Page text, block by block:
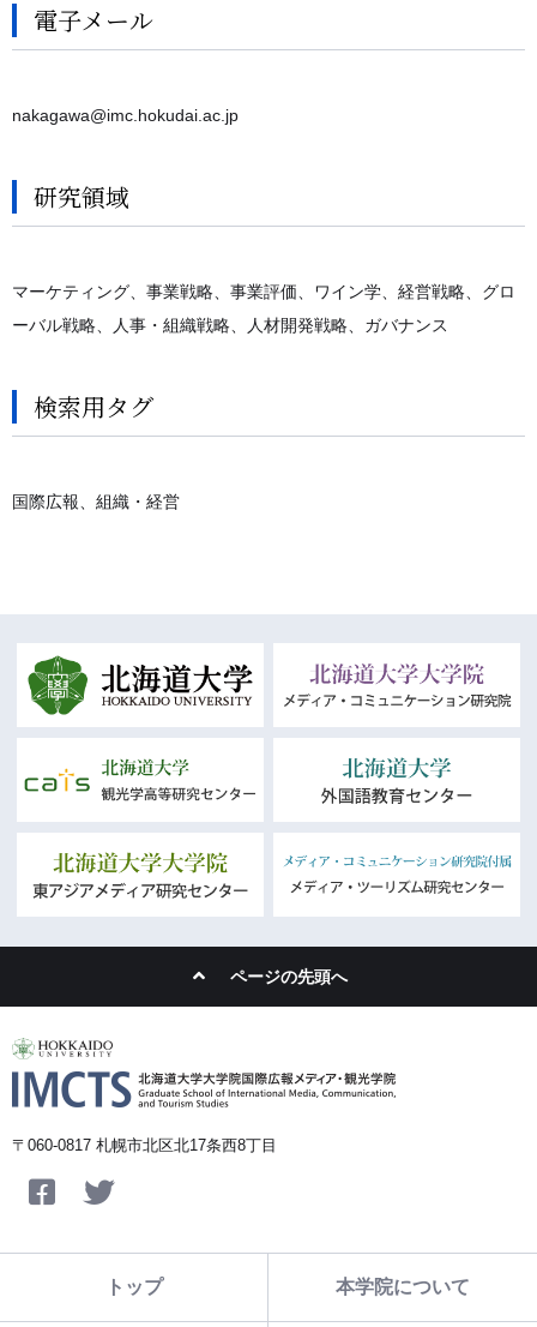
電子メール
nakagawa@imc.hokudai.ac.jp
研究領域
マーケティング、事業戦略、事業評価、ワイン学、経営戦略、グロ
ーバル戦略、人事・組織戦略、人材開発戦略、ガバナンス
検索用タグ
国際広報、組織・経営
ページの先頭へ
〒060-0817 札幌市北区北17条西8丁目
Facebook
トップ 本学院について